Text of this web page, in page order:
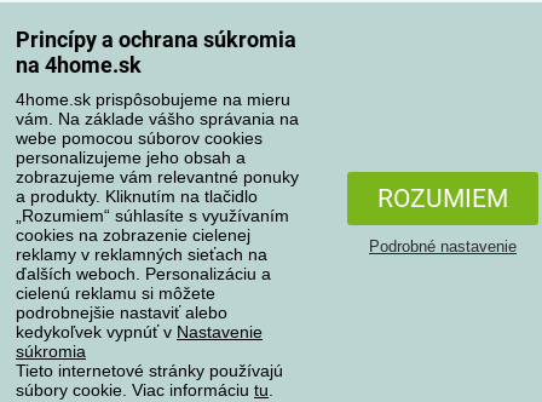
Princípy a ochrana súkromia
na 4home.sk
4home.sk prispôsobujeme na mieru
vám. Na základe vášho správania na
webe pomocou súborov cookies
personalizujeme jeho obsah a
zobrazujeme vám relevantné ponuky
a produkty. Kliknutím na tlačidlo
„Rozumiem“ súhlasíte s využívaním
cookies na zobrazenie cielenej
reklamy v reklamných sieťach na
ďalších weboch. Personalizáciu a
cielenú reklamu si môžete
podrobnejšie nastaviť alebo
kedykoľvek vypnúť v Nastavenie
súkromia
Tieto internetové stránky používajú
súbory cookie. Viac informáciu tu
ROZUMIEM
Podrobné nastavenie
Spôsoby platby
Spoľahlivý obchod